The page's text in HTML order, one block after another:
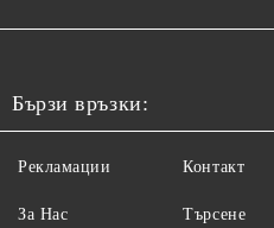
Бързи връзки:
Рекламации
За Нас
Контакт
Търсене